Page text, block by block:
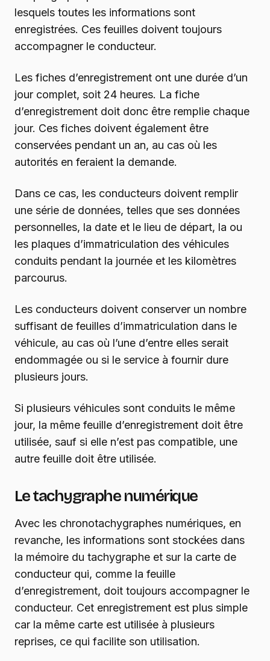
lesquels toutes les informations sont
enregistrées. Ces feuilles doivent toujours
accompagner le conducteur.
Les fiches d’enregistrement ont une durée d’un
jour complet, soit 24 heures. La fiche
d’enregistrement doit donc être remplie chaque
jour. Ces fiches doivent également être
conservées pendant un an, au cas où les
autorités en feraient la demande.
Dans ce cas, les conducteurs doivent remplir
une série de données, telles que ses données
personnelles, la date et le lieu de départ, la ou
les plaques d’immatriculation des véhicules
conduits pendant la journée et les kilomètres
parcourus.
Les conducteurs doivent conserver un nombre
suffisant de feuilles d’immatriculation dans le
véhicule, au cas où l’une d’entre elles serait
endommagée ou si le service à fournir dure
plusieurs jours.
Si plusieurs véhicules sont conduits le même
jour, la même feuille d’enregistrement doit être
utilisée, sauf si elle n’est pas compatible, une
autre feuille doit être utilisée.
Le tachygraphe numérique
Avec les chronotachygraphes numériques, en
revanche, les informations sont stockées dans
la mémoire du tachygraphe et sur la carte de
conducteur qui, comme la feuille
d’enregistrement, doit toujours accompagner le
conducteur. Cet enregistrement est plus simple
car la même carte est utilisée à plusieurs
reprises, ce qui facilite son utilisation.